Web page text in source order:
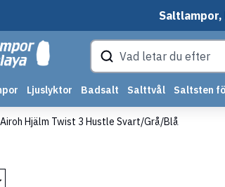
Ljuslyktor Badsalt Salttvål Saltsten
Airoh Hjälm Twist 3 Hustle Svart/Grå/Blå